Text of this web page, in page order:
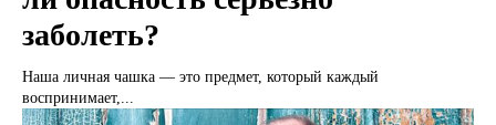
заболеть?
Наша личная чашка — это предмет, который каждый
воспринимает,...